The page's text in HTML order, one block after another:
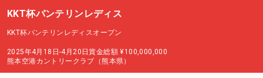
KKT杯バンテリンレディス
KKT杯バンテリンレディスオープン
2025年4月18日-4月20日賞金総額 ¥100,000,000
熊本空港カントリークラブ（熊本県）